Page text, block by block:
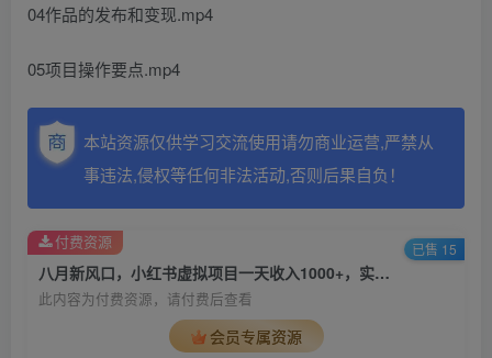
04作品的发布和变现.mp4
05项目操作要点.mp4
本站资源仅供学习交流使用请勿商业运营,严禁从
事违法,侵权等任何非法活动,否则后果自负！
八月新风口，小红书虚拟项目一天收入1000+，实战揭秘
此内容为付费资源，请付费后查看
会员专属资源
付费资源 已售 15